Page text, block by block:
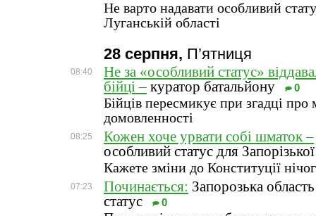
Не варто надавати особливий
Луганській області
28 серпня, П’ятниця
08:40
Не за «особливий статус»
бійці – куратор батальйону 0
Бійців пересмикує при згадці про
домовленності
08:25 Кожен хоче урвати собі шматок –
особливий статус для Запорізької
Кажете зміни до Конституції
07:23 Починається: Запорозька
статус
0